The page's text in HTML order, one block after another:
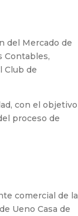
del Mercado de
Contables,
Club de
con el objetivo
proceso de
comercial de la
Ueno Casa de